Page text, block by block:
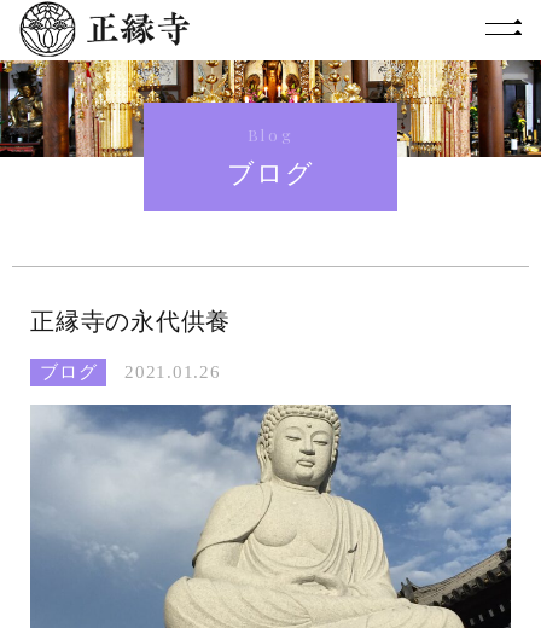
Blog
ブログ
正縁寺の永代供養
ブログ 2021.01.26